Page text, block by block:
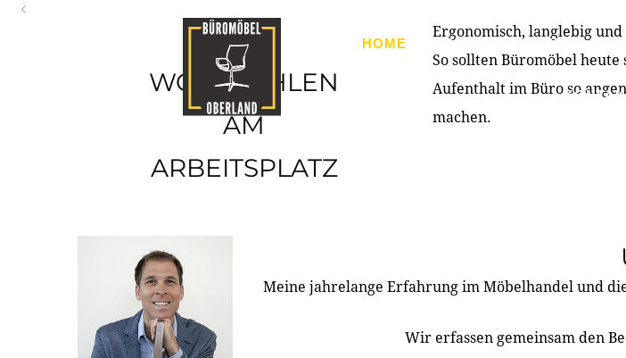
HOME PRODUKTE ÜBER UNS
WOHLFÜHLEN
AM
ARBEITSPLATZ
Ergonomisch, langlebig
So sollten Büromöbel heute
Aufenthalt im Büro so
machen.
Meine jahrelange Erfahrung im Möbelhandel und
Wir erfassen gemeinsam den